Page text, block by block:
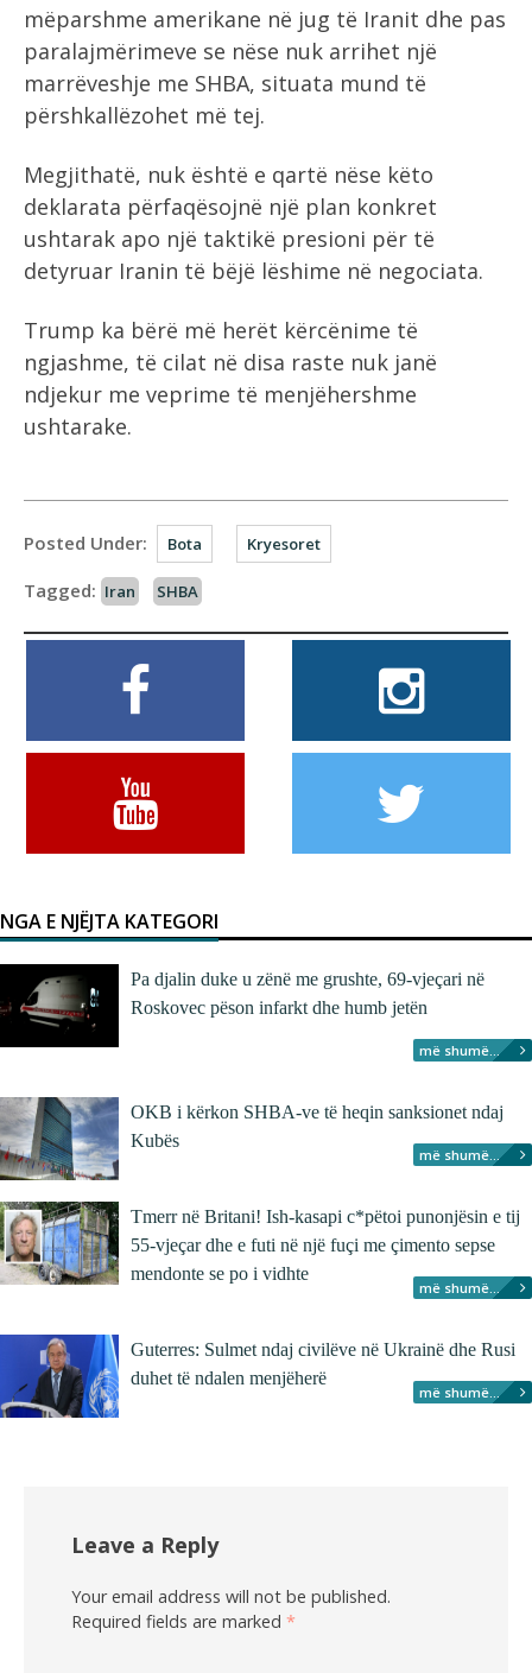
mëparshme amerikane në jug të Iranit dhe pas
paralajmërimeve se nëse nuk arrihet një
marrëveshje me SHBA, situata mund të
përshkallëzohet më tej.
Megjithatë, nuk është e qartë nëse këto
deklarata përfaqësojnë një plan konkret
ushtarak apo një taktikë presioni për të
detyruar Iranin të bëjë lëshime në negociata.
Trump ka bërë më herët kërcënime të
ngjashme, të cilat në disa raste nuk janë
ndjekur me veprime të menjëhershme
ushtarake.
Posted Under: Bota Kryesoret
Tagged: Iran SHBA
NGA E NJËJTA KATEGORI
Pa djalin duke u zënë me grushte, 69-vjeçari në
Roskovec pëson infarkt dhe humb jetën
më shumë...
OKB i kërkon SHBA-ve të heqin sanksionet ndaj
Kubës
më shumë...
Tmerr në Britani! Ish-kasapi c*pëtoi punonjësin e tij
55-vjeçar dhe e futi në një fuçi me çimento sepse
mendonte se po i vidhte
më shumë...
Guterres: Sulmet ndaj civilëve në Ukrainë dhe Rusi
duhet të ndalen menjëherë
më shumë...
Leave a Reply
Your email address will not be published.
Required fields are marked *